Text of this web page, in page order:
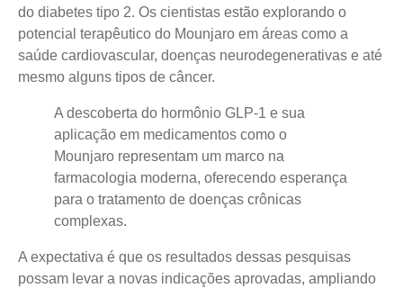
do diabetes tipo 2. Os cientistas estão explorando o
potencial terapêutico do Mounjaro em áreas como a
saúde cardiovascular, doenças neurodegenerativas e até
mesmo alguns tipos de câncer.
A descoberta do hormônio GLP-1 e sua
aplicação em medicamentos como o
Mounjaro representam um marco na
farmacologia moderna, oferecendo esperança
para o tratamento de doenças crônicas
complexas.
A expectativa é que os resultados dessas pesquisas
possam levar a novas indicações aprovadas, ampliando